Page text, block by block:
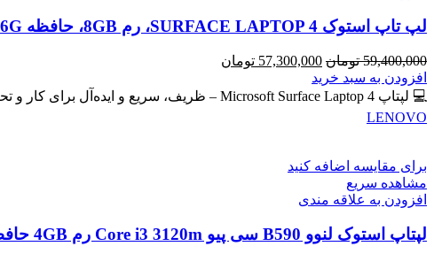
لپ تاپ استوک SURFACE LAPTOP 4، رم 8GB، حافظه 256G
59,400,000 تومان قیمت
اصلی
59,400,000 تومان
57,300,000 تومان
57,300,000 تومان
افزودن به سبد خرید
💻 لپتاپ Microsoft Surface Laptop 4 – ظریف، سریع و ایده‌آل برای کار و تحصیل 🔖 کد محصول: #41102 📸
LENOVO
برای مقایسه اضافه کنید
مشاهده سریع
افزودن به علاقه مندی
لپتاپ استوک لنوو B590 سی پیو Core i3 3120m رم 4GB حافظه 500GB HDD گرافیک مجزا